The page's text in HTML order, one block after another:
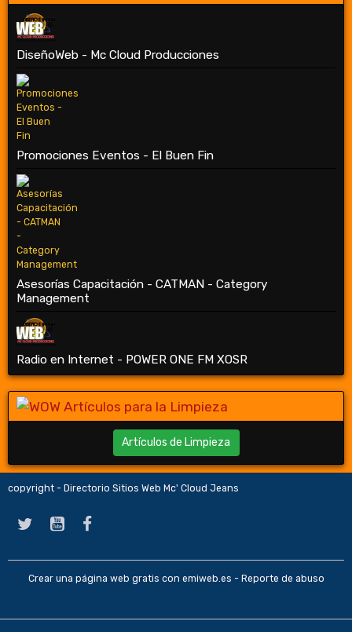
DiseñoWeb - Mc Cloud Producciones
Promociones Eventos - El Buen Fin
Asesorías Capacitación - CATMAN - Category
Management
Radio en Internet - POWER ONE FM XOSR
Artículos de Limpieza
copyright - Directorio Sitios Web Mc' Cloud Jeans
Crear una página web gratis con emiweb.es - Reporte de abuso